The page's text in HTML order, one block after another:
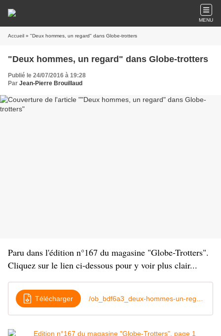
MENU
Accueil » "Deux hommes, un regard" dans Globe-trotters
"Deux hommes, un regard" dans Globe-trotters
Publié le 24/07/2016 à 19:28
Par Jean-Pierre Brouillaud
Paru dans l'édition n°167 du magasine "Globe-Trotters".
Cliquez sur le lien ci-dessous pour y voir plus clair...
Télécharger